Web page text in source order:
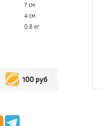
7 см
4 см
0.8 кг
100 руб